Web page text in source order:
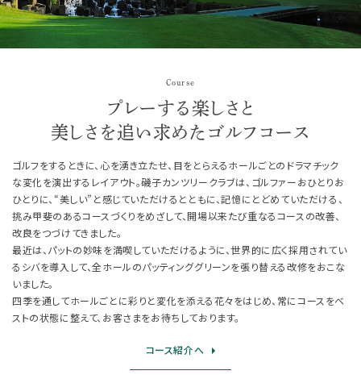
Course
プレーする楽しさと
美しさを追い求めたゴルフコース
ゴルフをするときに、心を湧き立たせ、目をとらえるホールごとのドラマチック
な変化を演出するレイアウト。磯子カンツリークラブは、ゴルファーおひとりお
ひとりに、“美しい”と感じていただけるとともに、記憶にとどめていただける、
挑み甲斐のあるコースづくりをめざして、開場以来たび重なるコースの改善、
改良をつづけてきました。
最近は、パットの妙味を満喫していただけるように、世界的に広く採用されてい
るシバを導入して、全ホールのパッティンググリーンを張り替える改修をおこな
いました。
四季を通してホールごとに彩りと変化を添える花々をはじめ、常にコースをベ
ストの状態に整えて、お客さまをお待ちしております。
コース紹介へ